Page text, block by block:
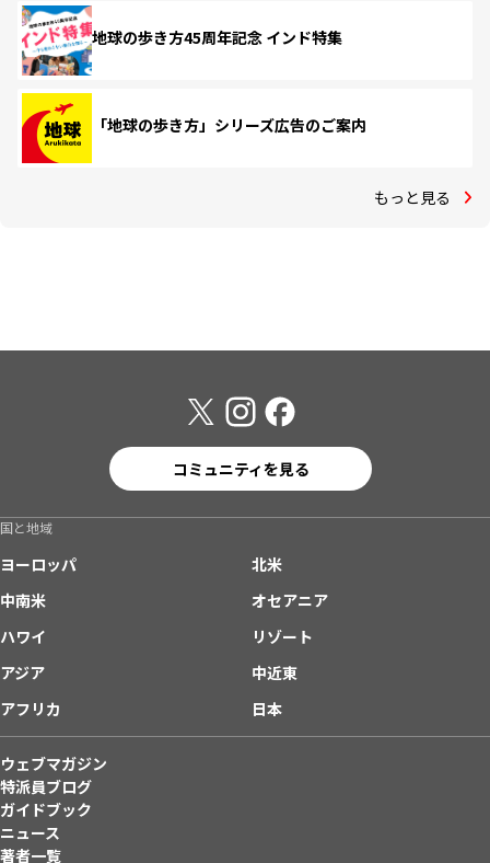
地球の歩き方45周年記念 インド特集
「地球の歩き方」シリーズ広告のご案内
もっと見る
コミュニティを見る
国と地域
ヨーロッパ
北米
中南米
オセアニア
ハワイ
リゾート
アジア
中近東
アフリカ
日本
ウェブマガジン
特派員ブログ
ガイドブック
ニュース
著者一覧